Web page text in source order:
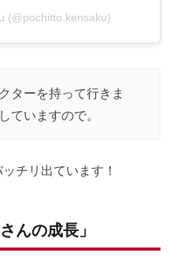
(@pochitto.kensaku)
ターを持って行きま
ていますので。
チリ出ています！
んの成長」